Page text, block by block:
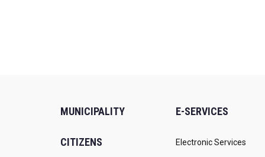
MUNICIPALITY
CITIZENS
E-SERVICES
Electronic Services